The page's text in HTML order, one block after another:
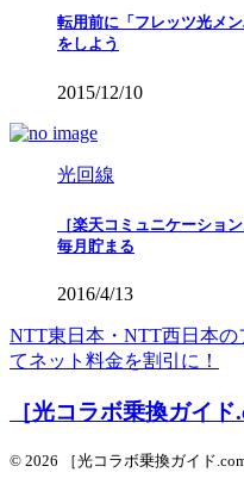
転用前に「フレッツ光メ
をしよう
2015/12/10
光回線
［楽天コミュニケーショ
毎月貯まる
2016/4/13
NTT東日本・NTT西日本
てネット料金を割引に！
［光コラボ乗換ガイド
© 2026 ［光コラボ乗換ガイド.com